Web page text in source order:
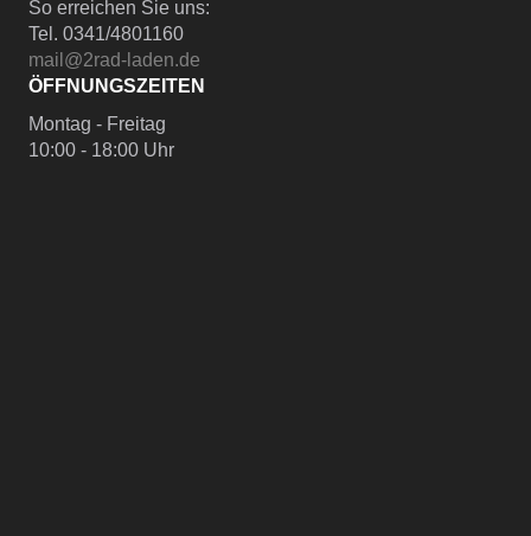
So erreichen Sie uns:
Tel. 0341/4801160
mail@2rad-laden.de
ÖFFNUNGSZEITEN
Montag - Freitag
10:00 - 18:00 Uhr